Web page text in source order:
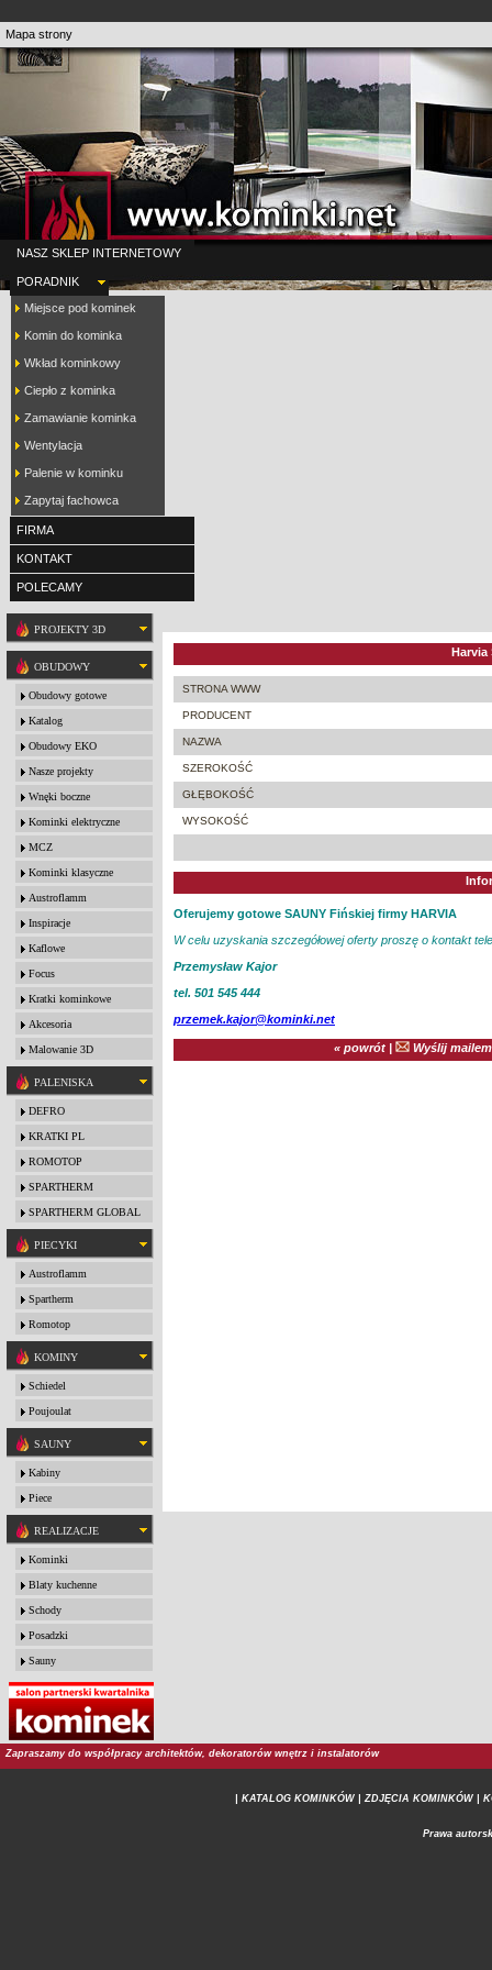
Mapa strony
NASZ SKLEP INTERNETOWY
PORADNIK
Miejsce pod kominek
Komin do kominka
Wkład kominkowy
Ciepło z kominka
Zamawianie kominka
Wentylacja
Palenie w kominku
Zapytaj fachowca
FIRMA
KONTAKT
POLECAMY
PROJEKTY 3D
OBUDOWY
Obudowy gotowe
Katalog
Obudowy EKO
Nasze projekty
Wnęki boczne
Kominki elektryczne
MCZ
Kominki klasyczne
Austroflamm
Inspiracje
Kaflowe
Focus
Kratki kominkowe
Akcesoria
Malowanie 3D
PALENISKA
DEFRO
KRATKI PL
ROMOTOP
SPARTHERM
SPARTHERM GLOBAL
PIECYKI
Austroflamm
Spartherm
Romotop
KOMINY
Schiedel
Poujoulat
SAUNY
Kabiny
Piece
REALIZACJE
Kominki
Blaty kuchenne
Schody
Posadzki
Sauny
Harvia
STRONA WWW
PRODUCENT
NAZWA
SZEROKOŚĆ
GŁĘBOKOŚĆ
WYSOKOŚĆ
Oferujemy gotowe SAUNY Fińskiej firmy HARVIA
W celu uzyskania szczegółowej oferty proszę o kontakt
Przemysław Kajor
tel. 501 545 444
przemek.kajor@kominki.net
« powrót| Wyślij
Zapraszamy do współpracy architektów, dekoratorów wnętrz i instalatorów
| KATALOG KOMINKÓW | ZDJĘCIA KOMINKÓW |
Prawa